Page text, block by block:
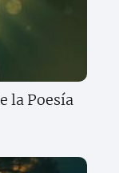
la Poesía